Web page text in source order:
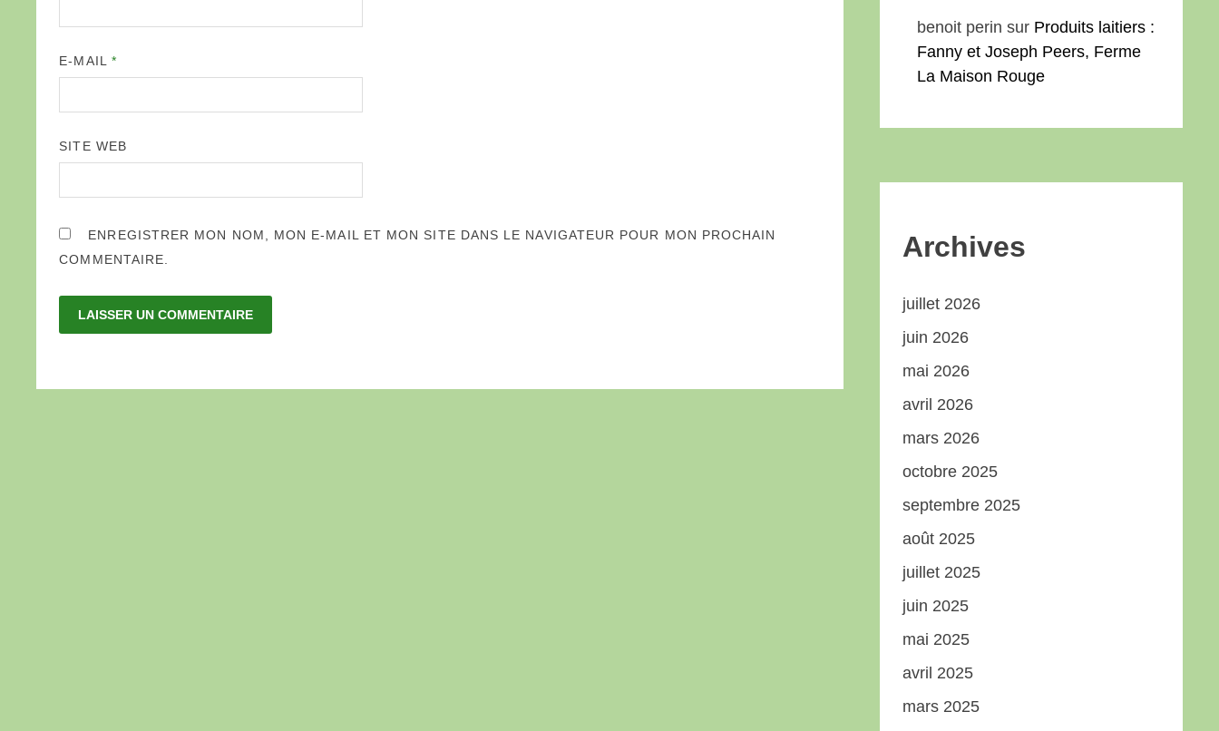
E-MAIL *
SITE WEB
ENREGISTRER MON NOM, MON E-MAIL ET MON SITE DANS LE NAVIGATEUR POUR MON PROCHAIN
COMMENTAIRE.
benoit perin sur Produits laitiers :
Fanny et Joseph Peers, Ferme
La Maison Rouge
Archives
juillet 2026
juin 2026
mai 2026
avril 2026
mars 2026
octobre 2025
septembre 2025
août 2025
juillet 2025
juin 2025
mai 2025
avril 2025
mars 2025